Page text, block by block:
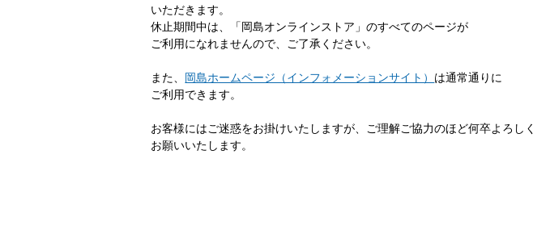
いただきます。
休止期間中は、「岡島オンラインストア」のすべてのページが
ご利用になれませんので、ご了承ください。
また、 岡島ホームページ（インフォメーションサイト） は通常通りに
ご利用できます。
お客様にはご迷惑をお掛けいたしますが、ご理解ご協力のほど何卒よろしく
お願いいたします。